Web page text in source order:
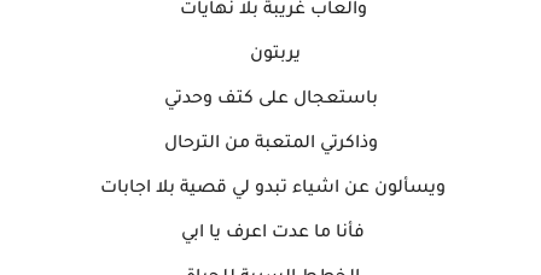
والعاب غريبة بلا نهايات
يربتون
باستعجال على كتف وحدتي
وذاكرتي المتعبة من الترحال
ويسألون عن اشياء تبدو لي قصية بلا اجابات
فأنا ما عدت اعرف يا ابي